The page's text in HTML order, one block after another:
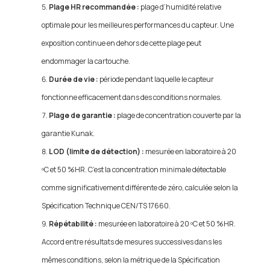
Plage HR recommandée : plage d’humidité relative
optimale pour les meilleures performances du capteur. Une
exposition continue en dehors de cette plage peut
endommager la cartouche.
Durée de vie : période pendant laquelle le capteur
fonctionne efficacement dans des conditions normales.
Plage de garantie : plage de concentration couverte par la
garantie Kunak.
LOD (limite de détection) : mesurée en laboratoire à 20
ºC et 50 %HR. C’est la concentration minimale détectable
comme significativement différente de zéro, calculée selon la
Spécification Technique CEN/TS 17660.
Répétabilité : mesurée en laboratoire à 20 ºC et 50 %HR.
Accord entre résultats de mesures successives dans les
mêmes conditions, selon la métrique de la Spécification